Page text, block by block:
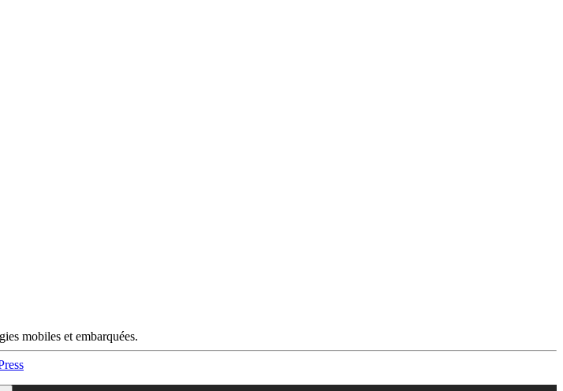
mobiles et embarquées.